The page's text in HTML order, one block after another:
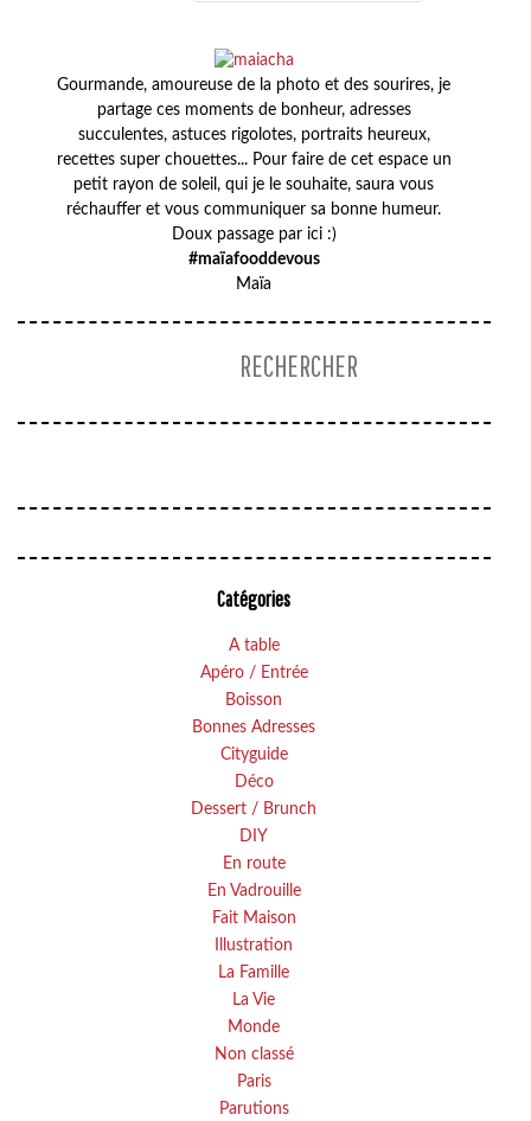
Gourmande, amoureuse de la photo et des sourires, je
partage ces moments de bonheur, adresses
succulentes, astuces rigolotes, portraits heureux,
recettes super chouettes... Pour faire de cet espace un
petit rayon de soleil, qui je le souhaite, saura vous
réchauffer et vous communiquer sa bonne humeur.
Doux passage par ici :)
#maïafooddevous
Maïa
Catégories
A table
Apéro / Entrée
Boisson
Bonnes Adresses
Cityguide
Déco
Dessert / Brunch
DIY
En route
En Vadrouille
Fait Maison
Illustration
La Famille
La Vie
Monde
Non classé
Paris
Parutions